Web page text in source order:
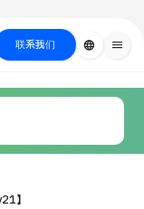
联系我们 language menu
医疗
】